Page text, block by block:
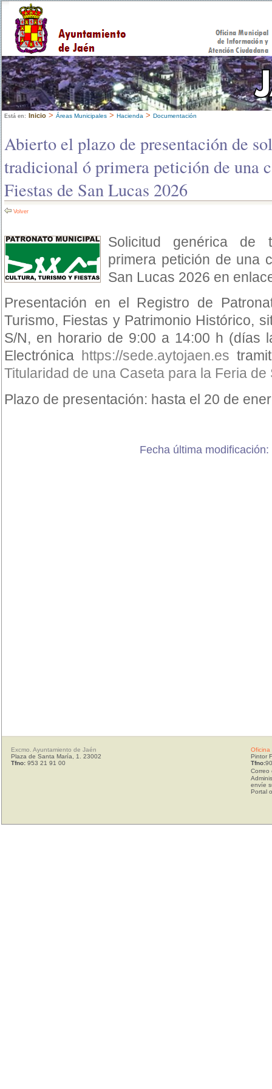
Está en: Inicio > Áreas Municipales > Hacienda > Documentación
Abierto el plazo de presentación de
tradicional ó primera petición de una
Fiestas de San Lucas 2026
Volver
Solicitud genérica de
primera petición de una
San Lucas 2026 en
Presentación en el Registro de
Turismo, Fiestas y Patrimonio Histórico,
S/N, en horario de 9:00 a 14:00 h (días
Electrónica https://sede.aytojaen.es
Titularidad de una Caseta para la Feria de
Plazo de presentación: hasta el 20 de
Fecha última
Excmo. Ayuntamiento de Jaén
Plaza de Santa María, 1. 23002
Tfno: 953 21 91 00
Oficina
Pintor
Tfno:
Correo
envíe
Portal